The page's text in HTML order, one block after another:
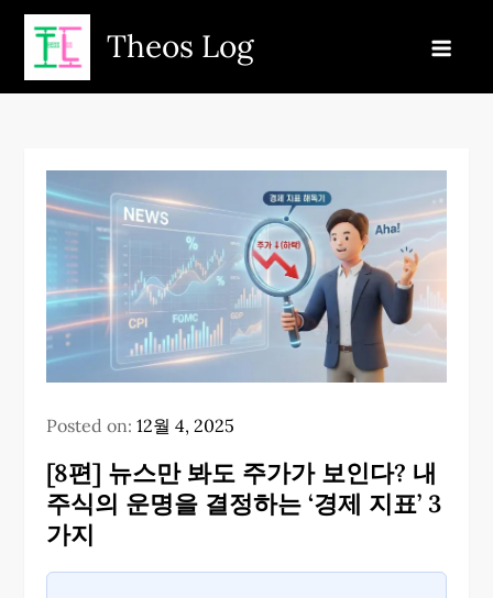
Skip
content
Theos Log
Posted on:12월 4, 2025
[8편] 뉴스만 봐도 주가가 보인다? 내
주식의 운명을 결정하는 ‘경제 지표’ 3
가지